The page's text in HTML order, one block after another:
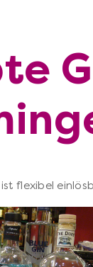
flexibel